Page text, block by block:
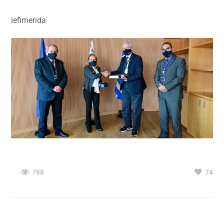
iefimerida
788 74